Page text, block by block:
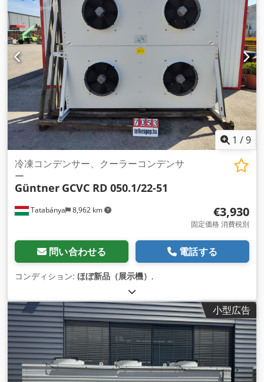
1 /9
Tatabánya 8,962 km
冷凍コンデンサー、クーラーコンデンサ
ー
Güntner GCVC RD 050.1/22-51
€3,930
固定価格 消費税別
問い合わせる 電話する
コンディション: ほぼ新品（展示機） ,
小型広告